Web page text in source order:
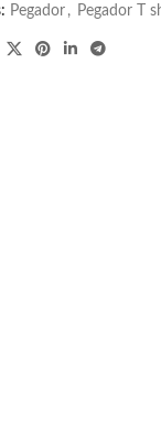
Pegador​ , Pegador T